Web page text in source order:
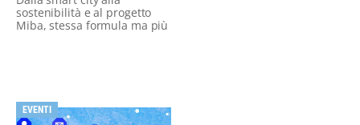
sostenibilità e al progetto
Miba, stessa formula ma più
EVENTI